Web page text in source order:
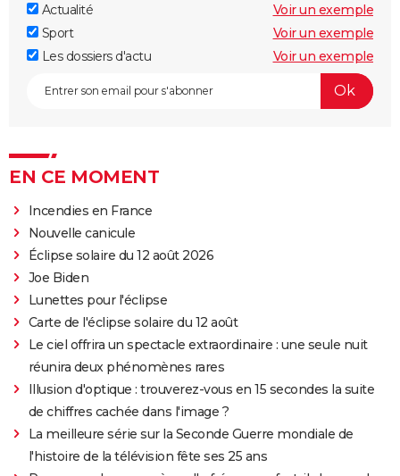
Actualité
Voir un exemple
Sport
Voir un exemple
Les dossiers d'actu
Voir un exemple
EN CE MOMENT
Incendies en France
Nouvelle canicule
Éclipse solaire du 12 août 2026
Joe Biden
Lunettes pour l'éclipse
Carte de l'éclipse solaire du 12 août
Le ciel offrira un spectacle extraordinaire : une seule nuit
réunira deux phénomènes rares
Illusion d'optique : trouverez-vous en 15 secondes la suite
de chiffres cachée dans l'image ?
La meilleure série sur la Seconde Guerre mondiale de
l'histoire de la télévision fête ses 25 ans